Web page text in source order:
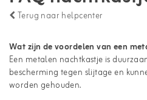
Terug naar helpcenter
Wat zijn de voordelen van een
Een metalen nachtkastje is
bescherming tegen slijtage en
worden gehouden.